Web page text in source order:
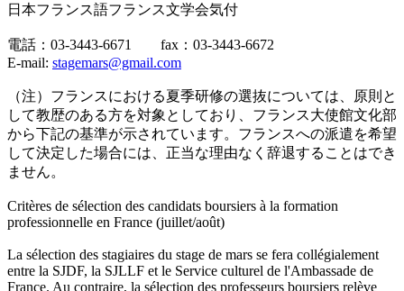
日本フランス語フランス文学会気付
電話：03-3443-6671 fax：03-3443-6672
E-mail: stagemars@gmail.com
（注）フランスにおける夏季研修の選抜については、原則と
して教歴のある方を対象としており、フランス大使館文化部
から下記の基準が示されています。フランスへの派遣を希望
して決定した場合には、正当な理由なく辞退することはでき
ません。
Critères de sélection des candidats boursiers à la formation
professionnelle en France (juillet/août)
La sélection des stagiaires du stage de mars se fera collégialement
entre la SJDF, la SJLLF et le Service culturel de l'Ambassade de
France. Au contraire, la sélection des professeurs boursiers relève